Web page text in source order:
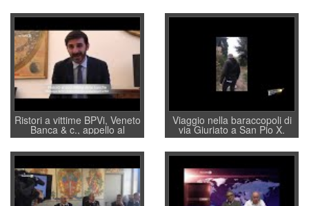
Ristori a vittime BPVi, Veneto
Banca & c., appello al
sottosegretario Alessio
Villarosa: per mettere ordine
convochi con Di Maio CNCU
a supporto della cabina di
regia al Mef
Viaggio nella baraccopoli di
via Giuriato a San Pio X.
Vicenza ai Vicentini: “faremo
un regalo di Natale ai
residenti”